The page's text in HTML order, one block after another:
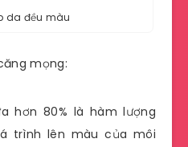
da đều màu
mọng:
hơn 80% là hàm lượng
trình lên màu của môi